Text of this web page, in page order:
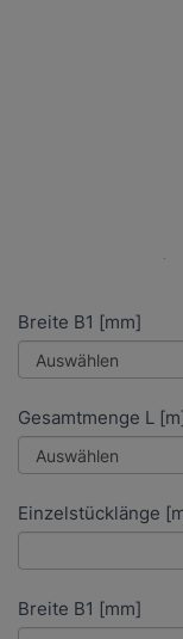
Breite B1 [mm]
Gesamtmenge L
Einzelstücklänge
Breite B1 [mm]